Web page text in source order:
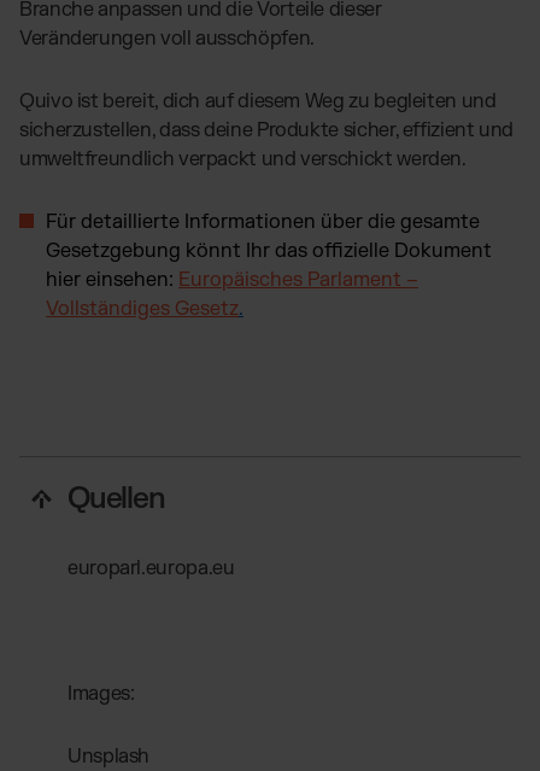
Branche anpassen und die Vorteile dieser
Veränderungen voll ausschöpfen.
Quivo ist bereit, dich auf diesem Weg zu begleiten und
sicherzustellen, dass deine Produkte sicher, effizient und
umweltfreundlich verpackt und verschickt werden.
Für detaillierte Informationen über die gesamte
Gesetzgebung könnt Ihr das offizielle Dokument
hier einsehen: Europäisches Parlament –
Vollständiges Gesetz.
Quellen
europarl.europa.eu
Images:
Unsplash